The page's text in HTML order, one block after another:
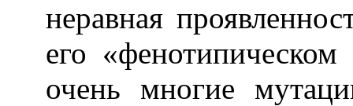
неравная
его «фенотипическом
очень многие